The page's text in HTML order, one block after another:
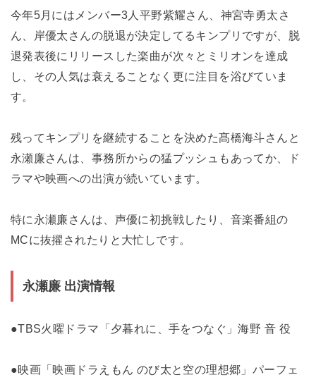
今年5月にはメンバー3人平野紫耀さん、神宮寺勇太さ
ん、岸優太さんの脱退が決定してるキンプリですが、脱
退発表後にリリースした楽曲が次々とミリオンを達成
し、その人気は衰えることなく更に注目を浴びていま
す。
残ってキンプリを継続することを決めた髙橋海斗さんと
永瀬廉さんは、事務所からの猛プッシュもあってか、ド
ラマや映画への出演が続いています。
特に永瀬廉さんは、声優に初挑戦したり、音楽番組の
MCに抜擢されたりと大忙しです。
永瀬廉 出演情報
●TBS火曜ドラマ「夕暮れに、手をつなぐ」海野 音 役
●映画「映画ドラえもん のび太と空の理想郷」パーフェ